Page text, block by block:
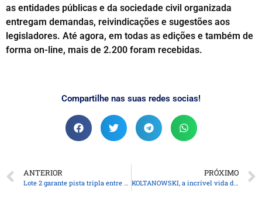
as entidades públicas e da sociedade civil organizada
entregam demandas, reivindicações e sugestões aos
legisladores. Até agora, em todas as edições e também de
forma on-line, mais de 2.200 foram recebidas.
Compartilhe nas suas redes socias!
ANTERIOR
Lote 2 garante pista tripla entre Curitiba e Paranaguá nos primeiros anos do contrato
PRÓXIMO
KOLTANOWSKI, a incrível vida do cortador de diamantes que ficou cego